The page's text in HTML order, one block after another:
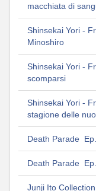
macchiata di
Shinsekai Yori -
Minoshiro
Shinsekai Yori -
scomparsi
Shinsekai Yori -
stagione delle
Death Parade
Death Parade
Junji Ito